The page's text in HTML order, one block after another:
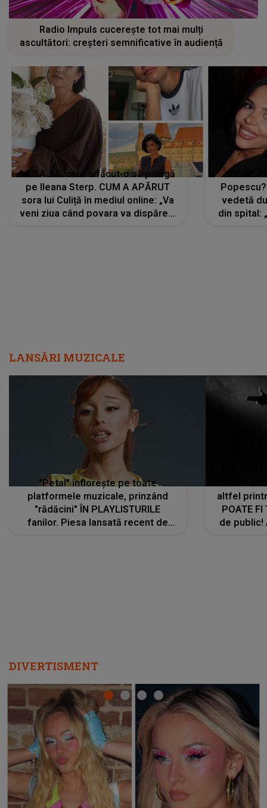
Radio Impuls cucerește tot mai mulți
ascultători: creșteri semnificative în audiență
MESAJUL care a făcut-o să plângă
pe Ileana Sterp. CUM A APĂRUT
sora lui Culiță în mediul online: „Va
veni ziua când povara va dispărea,
vedetă
din spital:
LANSĂRI MUZICALE
"Petal" înflorește pe toate
platformele muzicale, prinzând
"rădăcini" ÎN PLAYLISTURILE
fanilor. Piesa lansată recent de
altfel
POATE FI
de public!
DIVERTISMENT